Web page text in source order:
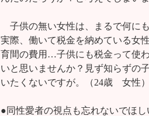
子供の無い女性は、まるで何に
実際、働いて税金を納めている女
育間の費用…子供にも税金って使
いと思いませんか？見ず知らずの
いたくないですが。（24歳　女性
●同性愛者の視点も忘れないでほし